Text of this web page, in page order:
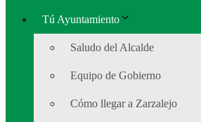
Tú Ayuntamiento
Saludo del Alcalde
Equipo de Gobierno
Cómo llegar a Zarzalejo